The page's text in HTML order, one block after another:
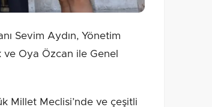
Sevim Aydın, Yönetim
ve Oya Özcan ile Genel
Millet Meclisi’nde ve çeşitli